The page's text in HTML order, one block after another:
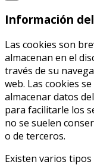
Información
Las cookies son
almacenan en el
través de su
web. Las cookies
almacenar datos
para facilitarle los
no se suelen
o de terceros.
Existen varios tipos